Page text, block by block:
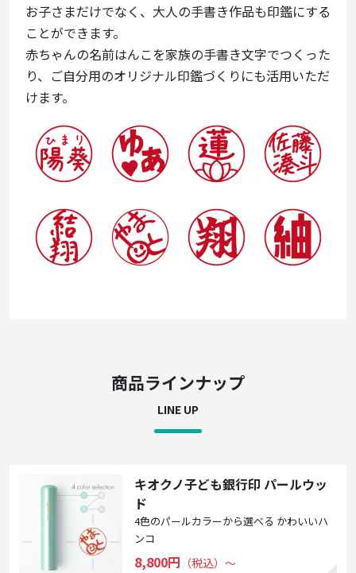
お子さまだけでなく、大人の手書き作品も印鑑にする
ことができます。
赤ちゃんの名前はんこを家族の手書き文字でつくった
り、ご自分用のオリジナル印鑑づくりにも活用いただ
けます。
商品ラインナップ
LINE UP
キオクノ子ども銀行印 パールウッ
ド
4色のパールカラーから選べる かわいいハ
ンコ
8,800円 （税込）〜